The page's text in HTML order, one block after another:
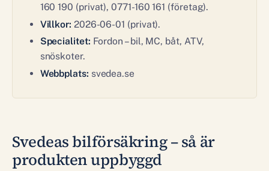
160 190 (privat), 0771-160 161 (företag).
Villkor: 2026-06-01 (privat).
Specialitet: Fordon – bil, MC, båt, ATV,
snöskoter.
Webbplats: svedea.se
Svedeas bilförsäkring – så är
produkten uppbyggd